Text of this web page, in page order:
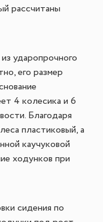
рассчитаны
ударопрочного
его размер
4 колесика и 6
Благодаря
пластиковый, а
каучуковой
ходунков при
сидения по